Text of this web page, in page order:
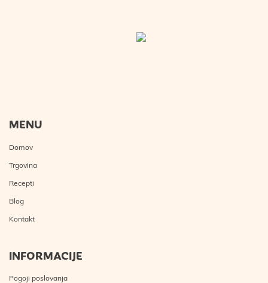
MENU
Domov
Trgovina
Recepti
Blog
Kontakt
INFORMACIJE
Pogoji poslovanja